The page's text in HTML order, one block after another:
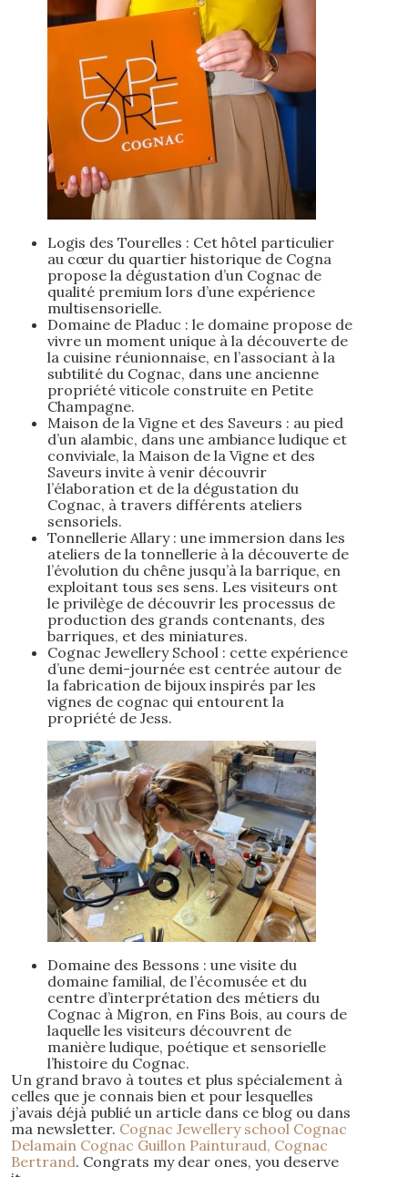
Logis des Tourelles : Cet hôtel particulier
au cœur du quartier historique de Cogna
propose la dégustation d’un Cognac de
qualité premium lors d’une expérience
multisensorielle.
Domaine de Pladuc : le domaine propose de
vivre un moment unique à la découverte de
la cuisine réunionnaise, en l’associant à la
subtilité du Cognac, dans une ancienne
propriété viticole construite en Petite
Champagne.
Maison de la Vigne et des Saveurs : au pied
d’un alambic, dans une ambiance ludique et
conviviale, la Maison de la Vigne et des
Saveurs invite à venir découvrir
l’élaboration et de la dégustation du
Cognac, à travers différents ateliers
sensoriels.
Tonnellerie Allary : une immersion dans les
ateliers de la tonnellerie à la découverte de
l’évolution du chêne jusqu’à la barrique, en
exploitant tous ses sens. Les visiteurs ont
le privilège de découvrir les processus de
production des grands contenants, des
barriques, et des miniatures.
Cognac Jewellery School : cette expérience
d’une demi-journée est centrée autour de
la fabrication de bijoux inspirés par les
vignes de cognac qui entourent la
propriété de Jess.
Domaine des Bessons : une visite du
domaine familial, de l’écomusée et du
centre d’interprétation des métiers du
Cognac à Migron, en Fins Bois, au cours de
laquelle les visiteurs découvrent de
manière ludique, poétique et sensorielle
l’histoire du Cognac.
Un grand bravo à toutes et plus spécialement à
celles que je connais bien et pour lesquelles
j’avais déjà publié un article dans ce blog ou dans
ma newsletter. Cognac Jewellery school Cognac
Delamain Cognac Guillon Painturaud, Cognac
Bertrand. Congrats my dear ones, you deserve